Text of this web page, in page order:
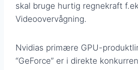
skal bruge hurtig regnekraft
Videoovervågning.
Nvidias primære GPU-
“GeForce” er i direkte